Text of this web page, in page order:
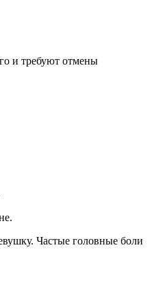
и требуют отмены
Частые головные боли